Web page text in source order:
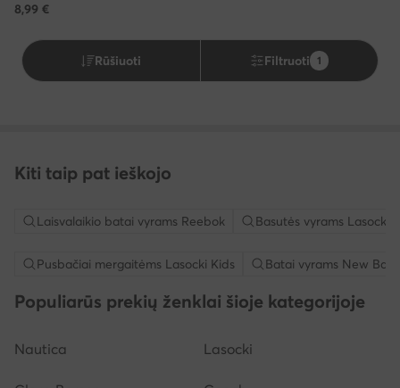
8,99 €
Rūšiuoti Filtruoti 1
Kiti taip pat ieškojo
Laisvalaikio batai vyrams Reebok Basutės vyrams Lasocki
Pusbačiai mergaitėms Lasocki Kids Batai vyrams New
Populiarūs prekių ženklai šioje kategorijoje
Nautica Lasocki